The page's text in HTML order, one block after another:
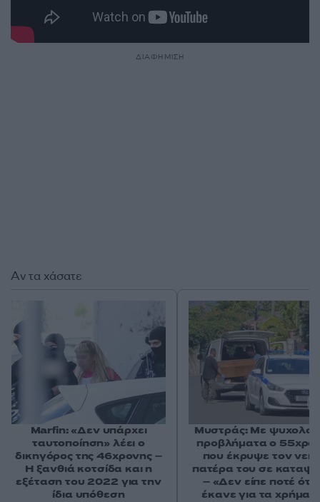
ΔΙΑΦΗΜΙΣΗ
Αν τα χάσατε
Marfin: «Δεν υπάρχει
ταυτοποίηση» λέει ο
δικηγόρος της 46χρονης –
Η ξανθιά κοτσίδα και η
εξέταση του 2022 για την
ίδια υπόθεση
Μυστράς: Με
προβλήματα ο
που έκρυψε τον
πατέρα του σε
– «Δεν είπε ποτέ ότι
έκανε για τα